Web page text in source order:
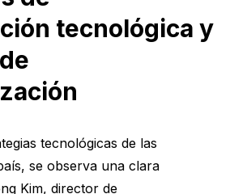
tecnológica y
tecnológicas de las
se observa una clara
Kim, director de